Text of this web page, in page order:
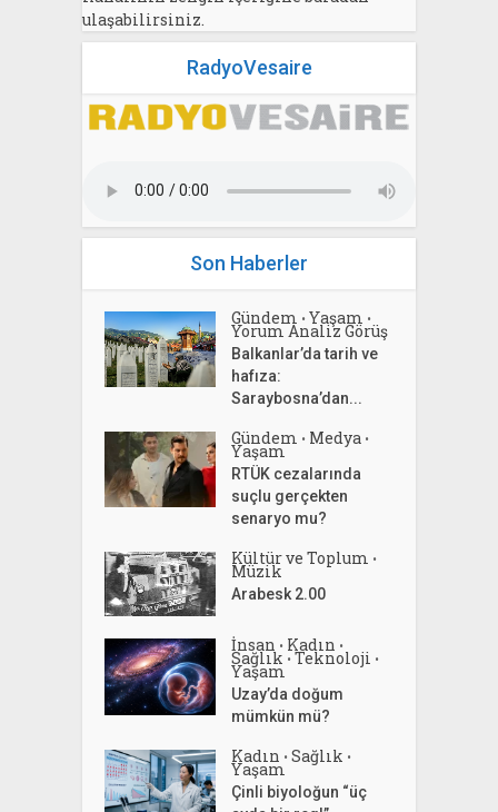
ulaşabilirsiniz.
RadyoVesaire
Son Haberler
Gündem • Yaşam •
Yorum Analiz Görüş
Balkanlar’da tarih ve
hafıza:
Saraybosna’dan...
Gündem • Medya •
Yaşam
RTÜK cezalarında
suçlu gerçekten
senaryo mu?
Kültür ve Toplum •
Müzik
Arabesk 2.00
İnsan • Kadın •
Sağlık • Teknoloji •
Yaşam
Uzay’da doğum
mümkün mü?
Kadın • Sağlık •
Yaşam
Çinli biyoloğun “üç